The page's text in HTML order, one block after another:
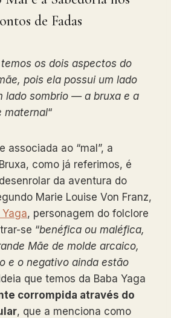
de Fadas
os dois aspectos do
pois ela possui um lado
lado sombrio — a bruxa e a
maternal“
associada ao “mal”, a
como já referimos, é
da aventura do
Marie Louise Von Franz,
Yaga, personagem do folclore
se “benéfica ou maléfica,
Mãe de molde arcaico,
e o negativo ainda estão
que temos da Baba Yaga
corrompida através do
, que a menciona como